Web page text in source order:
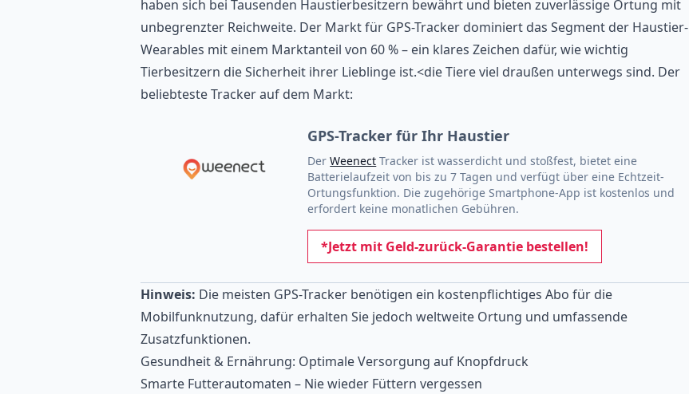
haben sich bei Tausenden Haustierbesitzern bewährt und bieten zuverlässige Ortung mit
unbegrenzter Reichweite. Der Markt für GPS-Tracker dominiert das Segment der Haustier-
Wearables mit einem Marktanteil von 60 % – ein klares Zeichen dafür, wie wichtig
Tierbesitzern die Sicherheit ihrer Lieblinge ist.<die Tiere viel draußen unterwegs sind. Der
beliebteste Tracker auf dem Markt:
GPS-Tracker für Ihr Haustier
DerWeenect Tracker ist wasserdicht und stoßfest, bietet eine
Batterielaufzeit von bis zu 7 Tagen und verfügt über eine Echtzeit-
Ortungsfunktion. Die zugehörige Smartphone-App ist kostenlos und
erfordert keine monatlichen Gebühren.
*Jetzt mit Geld-zurück-Garantie bestellen!
Hinweis: Die meisten GPS-Tracker benötigen ein kostenpflichtiges Abo für die
Mobilfunknutzung, dafür erhalten Sie jedoch weltweite Ortung und umfassende
Zusatzfunktionen.
Gesundheit & Ernährung: Optimale Versorgung auf Knopfdruck
Smarte Futterautomaten – Nie wieder Füttern vergessen